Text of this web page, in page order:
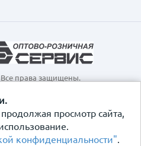
просмотр сайта,
конфиденциальности".
Все права защищены.
информация о товарах и
нём, носит
характер и ни при
публичной офертой,
Статьи 437